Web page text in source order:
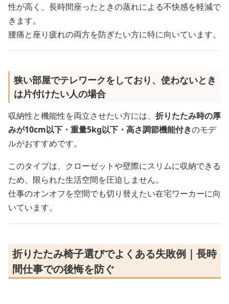
性が高く、長時間座ったときの蒸れによる不快感を軽減で
きます。
腰痛と座り疲れの両方を防ぎたい方に特に向いています。
狭い部屋でテレワークをしており、使わないとき
は片付けたい人の場合
収納性と機能性を両立させたい方には、 折りたたみ時の厚
みが10cm以下・重量5kg以下・高さ調節機能付きのモデ
ルがおすすめです。
このタイプは、クローゼットや壁際にスリムに収納できる
ため、限られた生活空間を圧迫しません。
仕事のオンオフを空間でも切り替えたい在宅ワーカーに向
いています。
折りたたみ椅子選びでよくある失敗例｜長時
間仕事での後悔を防ぐ